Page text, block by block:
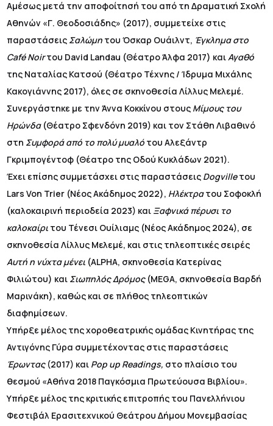
Αμέσως μετά την αποφοίτησή του από τη Δραματική Σχολή
Αθηνών «Γ. Θεοδοσιάδης» (2017), συμμετείχε στις
παραστάσεις Σαλώμη του Όσκαρ Ουάιλντ, Έγκλημα στο
Café Noirτου David Landau (Θέατρο Άλφα 2017) καιΑγαθό
της Ναταλίας Κατσού (Θέατρο Τέχνης / Ίδρυμα Μιχάλης
Κακογιάννης 2017), όλες σε σκηνοθεσία Λίλλυς Μελεμέ.
Συνεργάστηκε με την Άννα Κοκκίνου στους Μίμους του
Ηρώνδα (Θέατρο Σφενδόνη 2019) και τον Στάθη Λιβαθινό
στη Συμφορά από το πολύ μυαλό του Αλεξάντρ
Γκριμπογέντοφ (Θέατρο της Οδού Κυκλάδων 2021).
Έχει επίσης συμμετάσχει στις παραστάσεις Dogvilleτου
Lars Von Trier (Νέος Ακάδημος 2022), Ηλέκτρατου Σοφοκλή
(καλοκαιρινή περιοδεία 2023) και Ξαφνικά πέρυσι το
καλοκαίρι του Τένεσι Ουίλιαμς (Νέος Ακάδημος 2024), σε
σκηνοθεσία Λίλλυς Μελεμέ, και στις τηλεοπτικές σειρές
Αυτή η νύχτα μένει (ALPHA, σκηνοθεσία Κατερίνας
Φιλιώτου) και Σιωπηλός Δρόμος (MEGA, σκηνοθεσία Βαρδή
Μαρινάκη), καθώς και σε πλήθος τηλεοπτικών
διαφημίσεων.
Υπήρξε μέλος της χοροθεατρικής ομάδας Κινητήρας της
Αντιγόνης Γύρα συμμετέχοντας στις παραστάσεις
Έρωντας(2017) και Pop up Readings, στο πλαίσιο του
θεσμού «Αθήνα 2018 Παγκόσμια Πρωτεύουσα Βιβλίου».
Υπήρξε μέλος της κριτικής επιτροπής του Πανελλήνιου
Φεστιβάλ Ερασιτεχνικού Θεάτρου Δήμου Μονεμβασίας